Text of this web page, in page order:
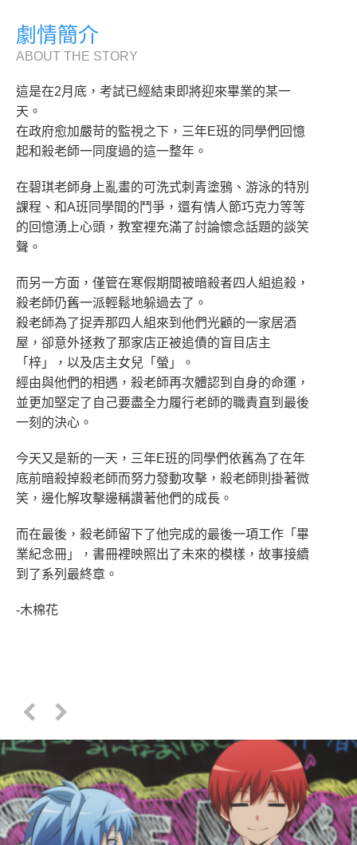
劇情簡介
ABOUT THE STORY
這是在2月底，考試已經結束即將迎來畢業的某一
天。
在政府愈加嚴苛的監視之下，三年E班的同學們回憶
起和殺老師一同度過的這一整年。
在碧琪老師身上亂畫的可洗式刺青塗鴉、游泳的特別
課程、和A班同學間的鬥爭，還有情人節巧克力等等
的回憶湧上心頭，教室裡充滿了討論懷念話題的談笑
聲。
而另一方面，僅管在寒假期間被暗殺者四人組追殺，
殺老師仍舊一派輕鬆地躲過去了。
殺老師為了捉弄那四人組來到他們光顧的一家居酒
屋，卻意外拯救了那家店正被追債的盲目店主
「梓」，以及店主女兒「螢」。
經由與他們的相遇，殺老師再次體認到自身的命運，
並更加堅定了自己要盡全力履行老師的職責直到最後
一刻的決心。
今天又是新的一天，三年E班的同學們依舊為了在年
底前暗殺掉殺老師而努力發動攻擊，殺老師則掛著微
笑，邊化解攻擊邊稱讚著他們的成長。
而在最後，殺老師留下了他完成的最後一項工作「畢
業紀念冊」，書冊裡映照出了未來的模樣，故事接續
到了系列最終章。
-木棉花